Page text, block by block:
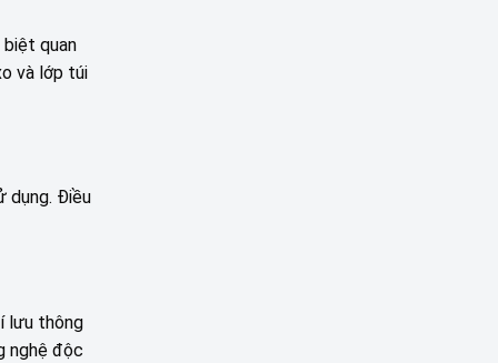
quan
và lớp túi
dụng. Điều
lưu thông
nghệ độc